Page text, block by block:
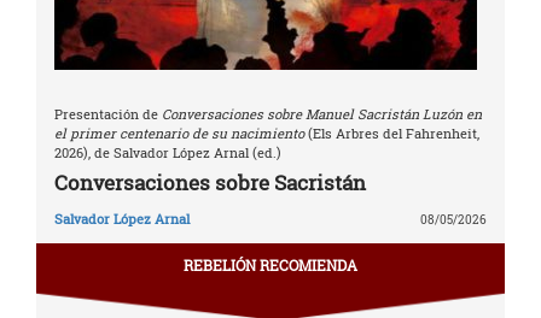
Presentación de Conversaciones sobre Manuel Sacristán Luzón en
el primer centenario de su nacimiento(Els Arbres del Fahrenheit,
2026), de Salvador López Arnal (ed.)
Conversaciones sobre Sacristán
Salvador López Arnal 08/05/2026
REBELIÓN RECOMIENDA